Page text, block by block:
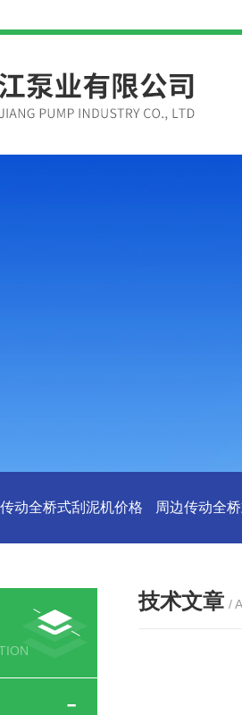
动全桥式刮泥机价格 周边传动全
技术文章 /